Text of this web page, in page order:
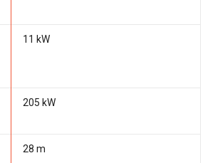
11 kW
205 kW
28 m